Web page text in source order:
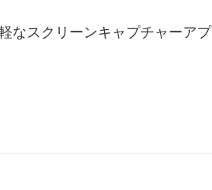
なスクリーンキャプチャーアプ